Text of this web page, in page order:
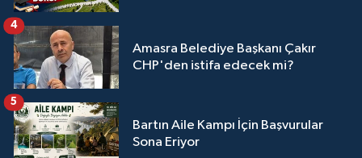
Amasra Belediye Başkanı Çakır
CHP'den istifa edecek mi?
4
Bartın Aile Kampı İçin Başvurular
Sona Eriyor
5